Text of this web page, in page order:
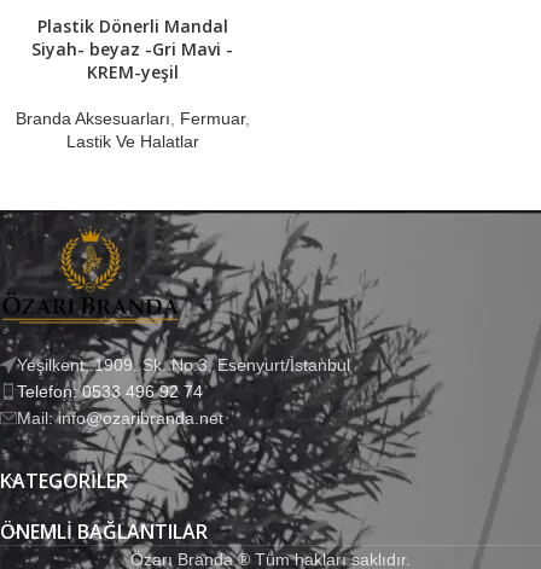
Plastik Dönerli Mandal
Siyah- beyaz -Gri Mavi -
KREM-yeşil
Branda Aksesuarları Fermuar,
Lastik Ve Halatlar
Yeşilkent, 1909. Sk. No:3, Esenyurt/İstanbul
Telefon: 0533 496 92 74
Mail: info@ozaribranda.net
KATEGORILER
ÖNEMLI BAĞLANTILAR
Özarı Branda ® Tüm hakları saklıdır.